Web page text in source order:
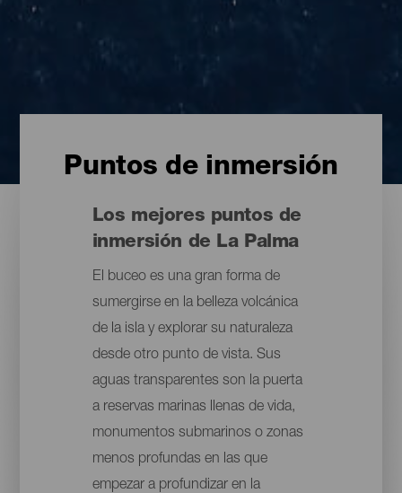
Puntos de inmersión
Los mejores puntos de
inmersión de La Palma
El buceo es una gran forma de
sumergirse en la belleza volcánica
de la isla y explorar su naturaleza
desde otro punto de vista. Sus
aguas transparentes son la puerta
a reservas marinas llenas de vida,
monumentos submarinos o zonas
menos profundas en las que
empezar a profundizar en la